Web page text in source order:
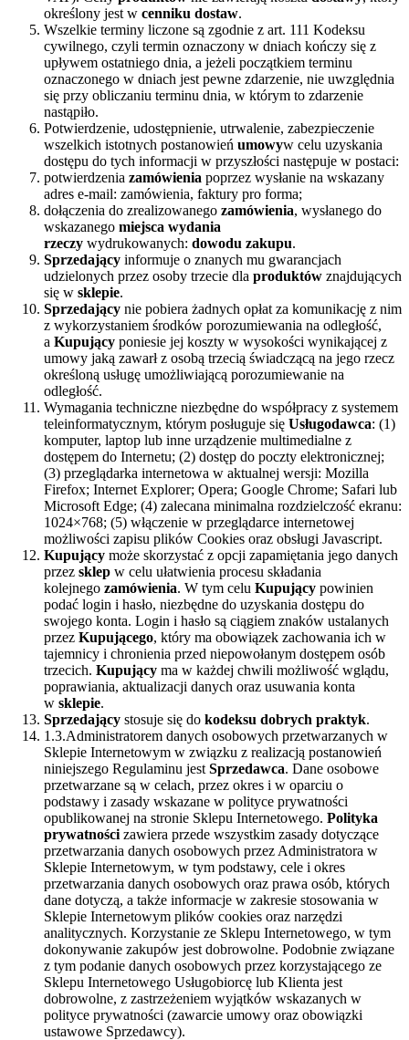
określony jest w cenniku dostaw.
Wszelkie terminy liczone są zgodnie z art. 111 Kodeksu
cywilnego, czyli termin oznaczony w dniach kończy się z
upływem ostatniego dnia, a jeżeli początkiem terminu
oznaczonego w dniach jest pewne zdarzenie, nie uwzględnia
się przy obliczaniu terminu dnia, w którym to zdarzenie
nastąpiło.
Potwierdzenie, udostępnienie, utrwalenie, zabezpieczenie
wszelkich istotnych postanowień umowyw celu uzyskania
dostępu do tych informacji w przyszłości następuje w postaci:
potwierdzenia zamówienia poprzez wysłanie na wskazany
adres e-mail: zamówienia, faktury pro forma;
dołączenia do zrealizowanego zamówienia, wysłanego do
wskazanego miejsca wydania
rzeczy wydrukowanych: dowodu zakupu.
Sprzedający informuje o znanych mu gwarancjach
udzielonych przez osoby trzecie dla produktów znajdujących
się w sklepie.
Sprzedający nie pobiera żadnych opłat za komunikację z nim
z wykorzystaniem środków porozumiewania na odległość,
a Kupujący poniesie jej koszty w wysokości wynikającej z
umowy jaką zawarł z osobą trzecią świadczącą na jego rzecz
określoną usługę umożliwiającą porozumiewanie na
odległość.
Wymagania techniczne niezbędne do współpracy z systemem
teleinformatycznym, którym posługuje się Usługodawca: (1)
komputer, laptop lub inne urządzenie multimedialne z
dostępem do Internetu; (2) dostęp do poczty elektronicznej;
(3) przeglądarka internetowa w aktualnej wersji: Mozilla
Firefox; Internet Explorer; Opera; Google Chrome; Safari lub
Microsoft Edge; (4) zalecana minimalna rozdzielczość ekranu:
1024×768; (5) włączenie w przeglądarce internetowej
możliwości zapisu plików Cookies oraz obsługi Javascript.
Kupujący może skorzystać z opcji zapamiętania jego danych
przez sklep w celu ułatwienia procesu składania
kolejnego zamówienia. W tym celu Kupujący powinien
podać login i hasło, niezbędne do uzyskania dostępu do
swojego konta. Login i hasło są ciągiem znaków ustalanych
przez Kupującego, który ma obowiązek zachowania ich w
tajemnicy i chronienia przed niepowołanym dostępem osób
trzecich. Kupujący ma w każdej chwili możliwość wglądu,
poprawiania, aktualizacji danych oraz usuwania konta
w sklepie.
Sprzedający stosuje się do kodeksu dobrych praktyk.
1.3.Administratorem danych osobowych przetwarzanych w
Sklepie Internetowym w związku z realizacją postanowień
niniejszego Regulaminu jest Sprzedawca. Dane osobowe
przetwarzane są w celach, przez okres i w oparciu o
podstawy i zasady wskazane w polityce prywatności
opublikowanej na stronie Sklepu Internetowego. Polityka
prywatności zawiera przede wszystkim zasady dotyczące
przetwarzania danych osobowych przez Administratora w
Sklepie Internetowym, w tym podstawy, cele i okres
przetwarzania danych osobowych oraz prawa osób, których
dane dotyczą, a także informacje w zakresie stosowania w
Sklepie Internetowym plików cookies oraz narzędzi
analitycznych. Korzystanie ze Sklepu Internetowego, w tym
dokonywanie zakupów jest dobrowolne. Podobnie związane
z tym podanie danych osobowych przez korzystającego ze
Sklepu Internetowego Usługobiorcę lub Klienta jest
dobrowolne, z zastrzeżeniem wyjątków wskazanych w
polityce prywatności (zawarcie umowy oraz obowiązki
ustawowe Sprzedawcy).